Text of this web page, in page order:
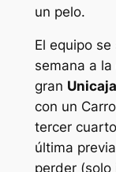
un pelo.
El equipo
semana a
gran
con un
tercer
última
perder (solo